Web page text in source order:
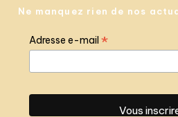
Ne manquez rien de nos
Adresse e-mail*